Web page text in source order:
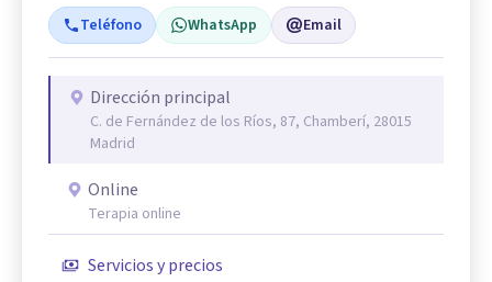
Teléfono WhatsApp Email
Dirección principal
C. de Fernández de los Ríos, 87, Chamberí, 28015
Madrid
Online
Terapia online
Servicios y precios